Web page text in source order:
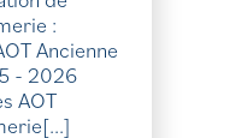
:
Ancienne
- 2026
AOT